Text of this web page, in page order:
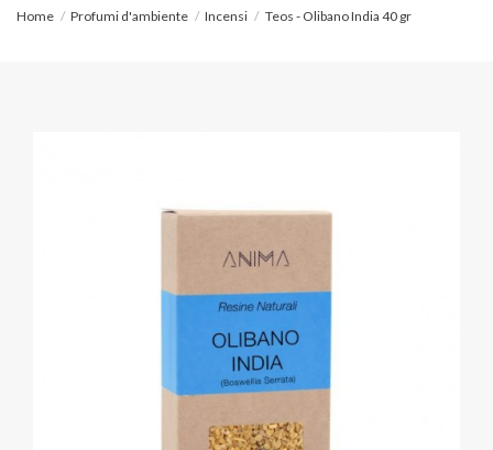
Home Profumi d'ambiente Incensi Teos - Olibano India 40 gr